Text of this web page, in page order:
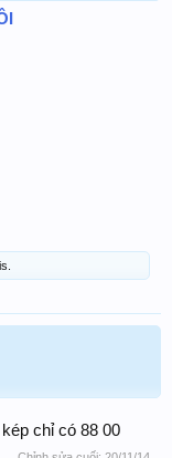
chỉ có 88 00